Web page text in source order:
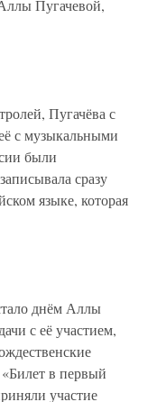
Пугачевой,
Пугачёва с
с музыкальными
были
сразу
языке, которая
днём Аллы
с её участием,
в первый
участие